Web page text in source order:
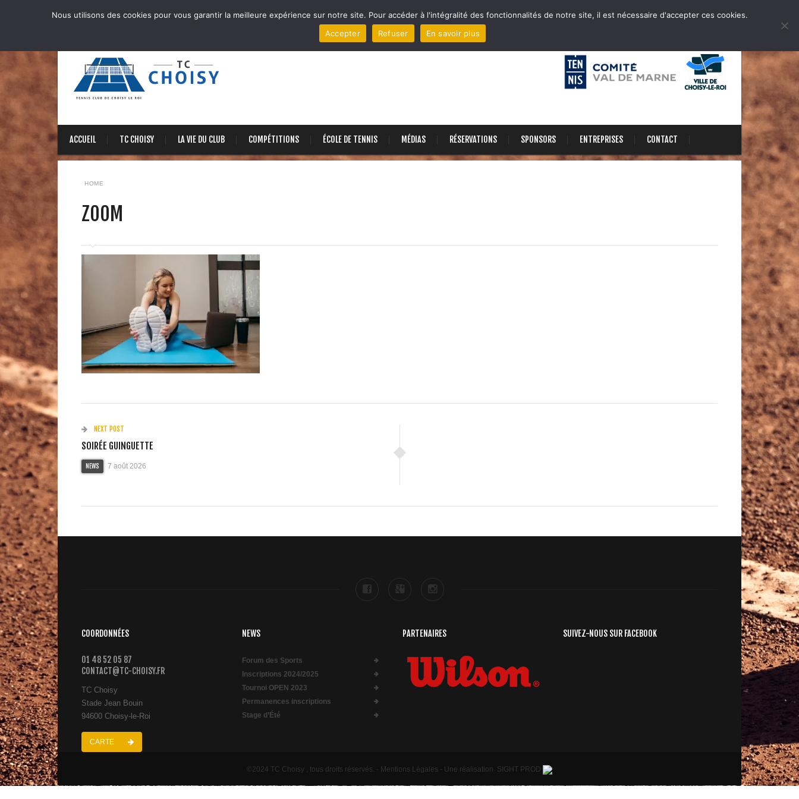
ACCUEIL TC CHOISY LA VIE DU CLUB COMPÉTITIONS ÉCOLE DE TENNIS MÉDIAS RÉSERVATIONS SPONSORS ENTREPRISES CONTACT
HOME
ZOOM
NEXT POST
SOIRÉE GUINGUETTE
NEWS 7 août 2026
COORDONNÉES
01 48 52 05 87
CONTACT@TC-CHOISY.FR
TC Choisy
Stade Jean Bouin
94600 Choisy-le-Roi
CARTE
NEWS
Forum des Sports
Inscriptions 2024/2025
Tournoi OPEN 2023
Permanences inscriptions
Stage d’Été
PARTENAIRES SUIVEZ-NOUS SUR FACEBOOK
©2024 TC Choisy , tous droits réservés. - Mentions Légales - Une réalisation SIGHT PROD
Nous utilisons des cookies pour vous garantir la meilleure expérience sur notre site. Pour accéder à l'intégralité des fonctionnalités de notre site, il est nécessaire d'accepter ces cookies.
Accepter
Refuser En savoir plus